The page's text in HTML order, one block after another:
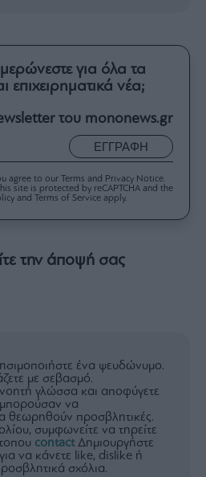
για όλα τα
επιχειρηματικά νέα;
του mononews.gr
ΕΓΓΡΑΦΗ
agree to our Terms and Privacy Notice.
site is protected by reCAPTCHA and the
and Terms of Service apply.
την άποψή σας
ένα ψευδώνυμο.
με σεβασμό.
γλώσσα και αποφύγετε
να
θεωρηθούν προσβλητικές.
συμφωνείτε να τηρείτε
contactΔημιουργήστε
να κάνετε like, dislike ή
σχόλια.